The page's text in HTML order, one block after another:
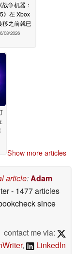
争机器：
》在 Xbox
移之前就已
08/2026
Show more articles
article:Adam
- 1477 articles
since
contact me via:
, LinkedIn